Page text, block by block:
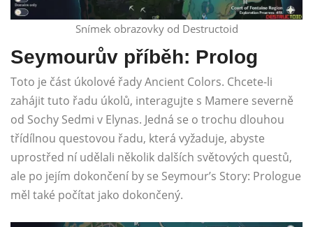
Snímek obrazovky od Destructoid
Seymourův příběh: Prolog
Toto je část úkolové řady Ancient Colors. Chcete-li
zahájit tuto řadu úkolů, interagujte s Mamere severně
od Sochy Sedmi v Elynas. Jedná se o trochu dlouhou
třídílnou questovou řadu, která vyžaduje, abyste
uprostřed ní udělali několik dalších světových questů,
ale po jejím dokončení by se Seymour’s Story: Prologue
měl také počítat jako dokončený.